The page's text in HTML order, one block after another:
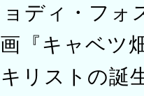
ディ・フォ
『キャベツ
リストの誕